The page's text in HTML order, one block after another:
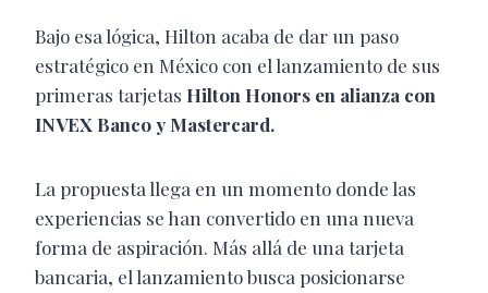
Bajo esa lógica, Hilton acaba de dar un paso
estratégico en México con el lanzamiento de sus
primeras tarjetas Hilton Honors en alianza con
INVEX Banco y Mastercard.
La propuesta llega en un momento donde las
experiencias se han convertido en una nueva
forma de aspiración. Más allá de una tarjeta
bancaria, el lanzamiento busca posicionarse